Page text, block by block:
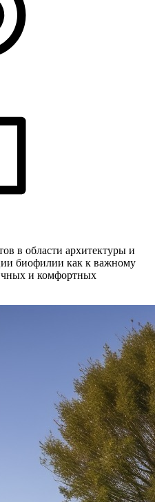
в области архитектуры и
биофилии как к важному
и комфортных